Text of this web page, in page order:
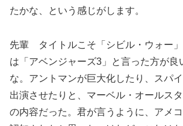
たかな、という感じがします。
先輩 タイトルこそ「シビル・ウォー
は「アベンジャーズ3」と言った方が良
な。アントマンが巨大化したり、スパ
出演させたりと、マーベル・オールス
の内容だった。君が言うように、アメ